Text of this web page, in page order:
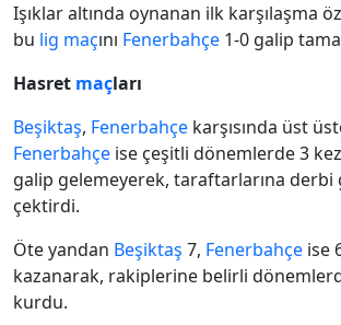
Işıklar altında oynanan ilk karşılaşma
bu lig maçını Fenerbahçe 1-0 galip
Hasret maçları
Beşiktaş, Fenerbahçe karşısında üst
Fenerbahçe ise çeşitli dönemlerde 3
galip gelemeyerek, taraftarlarına
çektirdi.
Öte yandan Beşiktaş 7, Fenerbahçe ise
kazanarak, rakiplerine belirli
kurdu.